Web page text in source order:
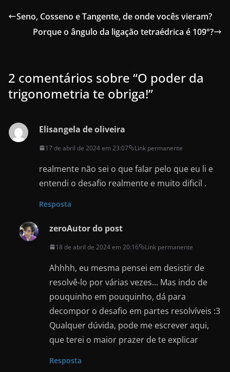
e
b
k
o
d
l e
Seno, Cosseno e Tangente, de onde vocês vieram?
Porque o ângulo da ligação tetraédrica é 109°?
2 comentários sobre “O poder da
trigonometria te obriga!”
Elisangela de oliveira
17 de abril de 2024 em 23:07 Link permanente
realmente não sei o que falar pelo que eu li e
entendi o desafio realmente e muito dificil .
Resposta
zeroAutor do post
18 de abril de 2024 em 20:16 Link permanente
Ahhhh, eu mesma pensei em desistir de
resolvê-lo por várias vezes... Mas indo de
pouquinho em pouquinho, dá para
decompor o desafio em partes resolvíveis :3
Qualquer dúvida, pode me escrever aqui,
que terei o maior prazer de te explicar
Resposta